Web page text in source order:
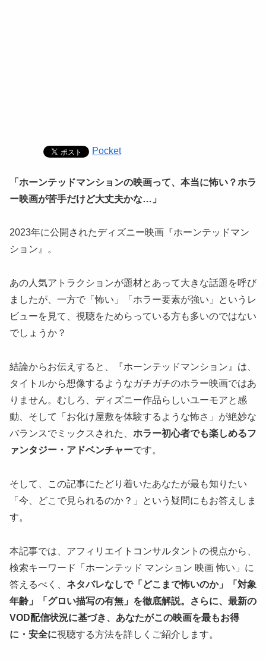
Pocket
「ホーンテッドマンションの映画って、本当に怖い？ホラ
ー映画が苦手だけど大丈夫かな…」
2023年に公開されたディズニー映画『ホーンテッドマン
ション』。
あの人気アトラクションが題材とあって大きな話題を呼び
ましたが、一方で「怖い」「ホラー要素が強い」というレ
ビューを見て、視聴をためらっている方も多いのではない
でしょうか？
結論からお伝えすると、『ホーンテッドマンション』は、
タイトルから想像するようなガチガチのホラー映画ではあ
りません。むしろ、ディズニー作品らしいユーモアと感
動、そして「お化け屋敷を体験するような怖さ」が絶妙な
バランスでミックスされた、 ホラー初心者でも楽しめるフ
ァンタジー・アドベンチャーです。
そして、この記事にたどり着いたあなたが最も知りたい
「今、どこで見られるのか？」という疑問にもお答えしま
す。
本記事では、アフィリエイトコンサルタントの視点から、
検索キーワード「ホーンテッド マンション 映画 怖い」に
答えるべく、 ネタバレなしで「どこまで怖いのか」「対象
年齢」「グロい描写の有無」を徹底解説。さらに、最新の
VOD配信状況に基づき、あなたがこの映画を最もお得
に・安全に視聴する方法を詳しくご紹介します。